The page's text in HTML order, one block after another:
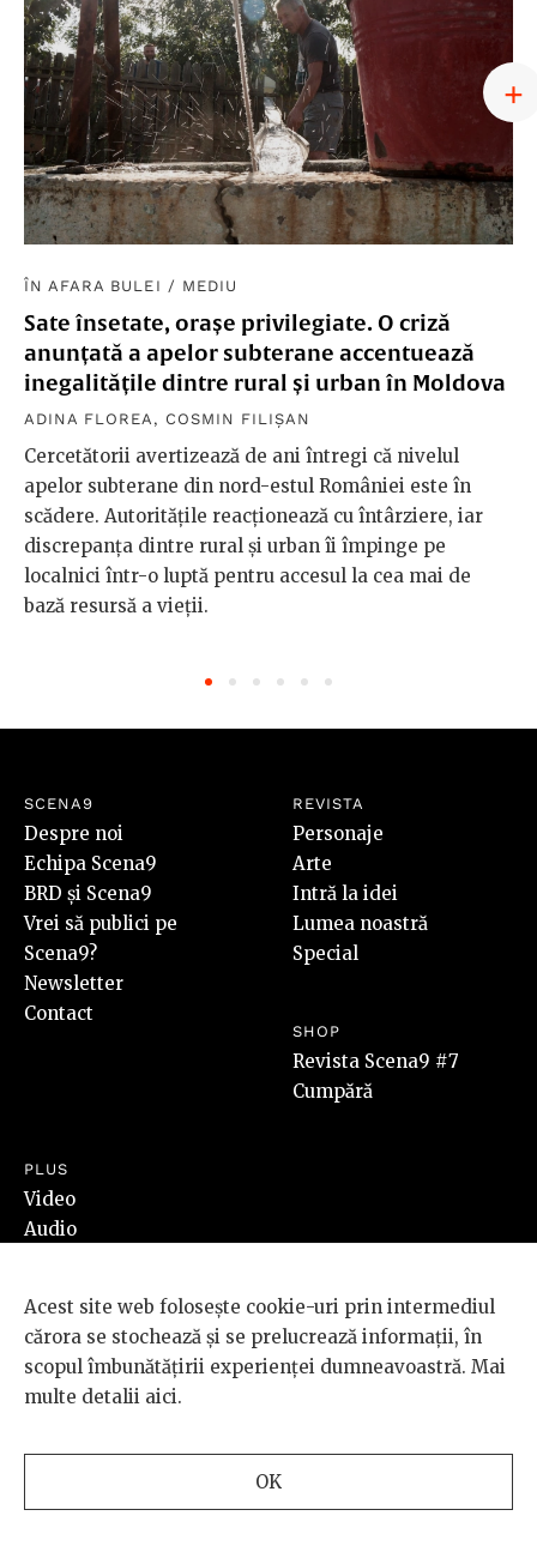
ÎN AFARA BULEI / MEDIU
Sate însetate, orașe privilegiate. O criză
anunțată a apelor subterane accentuează
inegalitățile dintre rural și urban în Moldova
ADINA FLOREA , COSMIN FILIȘAN
Cercetătorii avertizează de ani întregi că nivelul
apelor subterane din nord-estul României este în
scădere. Autoritățile reacționează cu întârziere, iar
discrepanța dintre rural și urban îi împinge pe
localnici într-o luptă pentru accesul la cea mai de
bază resursă a vieții.
SCENA9
Despre noi
Echipa Scena9
BRD și Scena9
Vrei să publici pe
Scena9?
Newsletter
Contact
REVISTA
Personaje
Arte
Intră la idei
Lumea noastră
Special
SHOP
Revista Scena9 #7
Cumpără
PLUS
Video
Audio
SOCIAL
Facebook
Instagram
SoundCloud
LEGAL
Termeni & Condiții
ANPC
Acest site web folosește cookie-uri prin intermediul
cărora se stochează și se prelucrează informații, în
scopul îmbunătățirii experienței dumneavoastră. Mai
multe detalii aici.
OK